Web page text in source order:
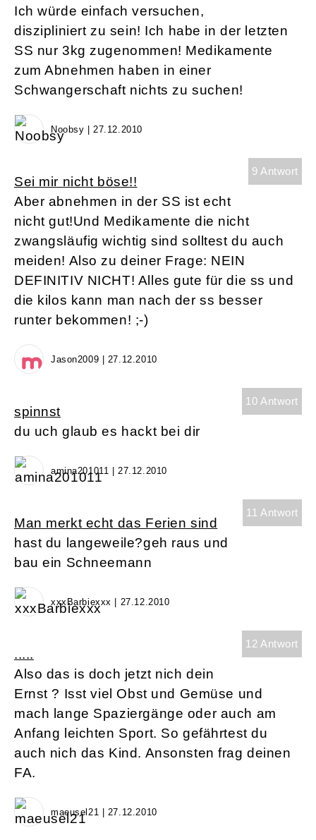
Ich würde einfach versuchen,
diszipliniert zu sein! Ich habe in der letzten
SS nur 3kg zugenommen! Medikamente
zum Abnehmen haben in einer
Schwangerschaft nichts zu suchen!
Noobsy | 27.12.2010
9 Antwort
Sei mir nicht böse!!
Aber abnehmen in der SS ist echt
nicht gut!Und Medikamente die nicht
zwangsläufig wichtig sind solltest du auch
meiden! Also zu deiner Frage: NEIN
DEFINITIV NICHT! Alles gute für die ss und
die kilos kann man nach der ss besser
runter bekommen! ;-)
Jason2009 | 27.12.2010
10 Antwort
spinnst
du uch glaub es hackt bei dir
amina201011 | 27.12.2010
11 Antwort
Man merkt echt das Ferien sind
hast du langeweile?geh raus und
bau ein Schneemann
xxxBarbiexxx | 27.12.2010
12 Antwort
.....
Also das is doch jetzt nich dein
Ernst ? Isst viel Obst und Gemüse und
mach lange Spaziergänge oder auch am
Anfang leichten Sport. So gefährtest du
auch nich das Kind. Ansonsten frag deinen
FA.
maeusel21 | 27.12.2010